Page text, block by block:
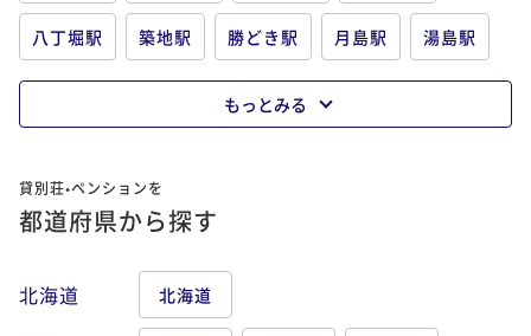
八丁堀駅 築地駅 勝どき駅 月島駅 湯島駅
水道橋駅
神楽坂駅 半蔵門駅
虎ノ門駅
もっとみる
貸別荘•ペンションを
都道府県から探す
北海道 北海道